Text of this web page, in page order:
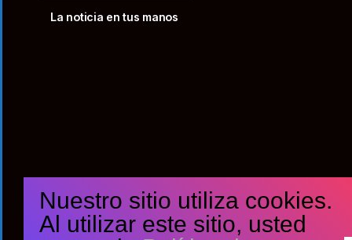
La noticia en tus manos
Nuestro sitio utiliza cookies.
Al utilizar este sitio, usted